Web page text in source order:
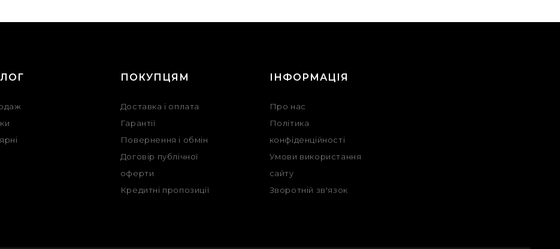
ПОКУПЦЯМ
Доставка і оплата
Гарантії
Повернення і обмін
Договір публічної
оферти
Кредитні пропозиції
ІНФОРМАЦІЯ
Про нас
Політика
конфіденційності
Умови використання
сайту
Зворотній зв'язок